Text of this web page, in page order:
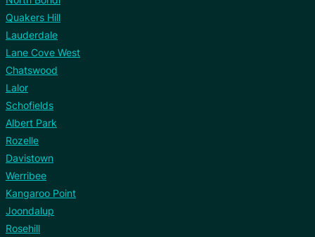
Quakers Hill
Lauderdale
Lane Cove West
Chatswood
Lalor
Schofields
Albert Park
Rozelle
Davistown
Werribee
Kangaroo Point
Joondalup
Rosehill